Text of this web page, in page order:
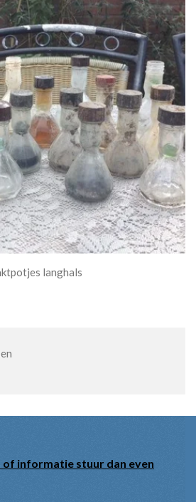
langhals
informatie stuur dan even